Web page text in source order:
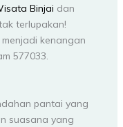
Binjai dan
terlupakan!
kenangan
577033.
pantai yang
suasana yang